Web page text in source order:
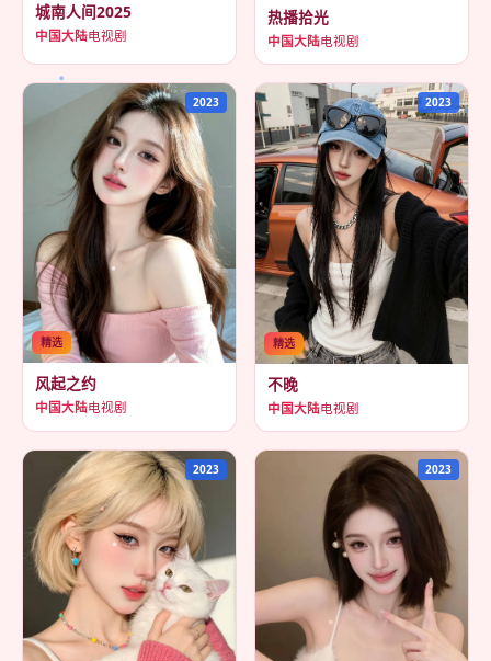
城南人间2025
中国大陆电视剧
热播拾光
中国大陆电视剧
精选
2023
风起之约
中国大陆电视剧
精选
2023
不晚
中国大陆电视剧
2023 2023